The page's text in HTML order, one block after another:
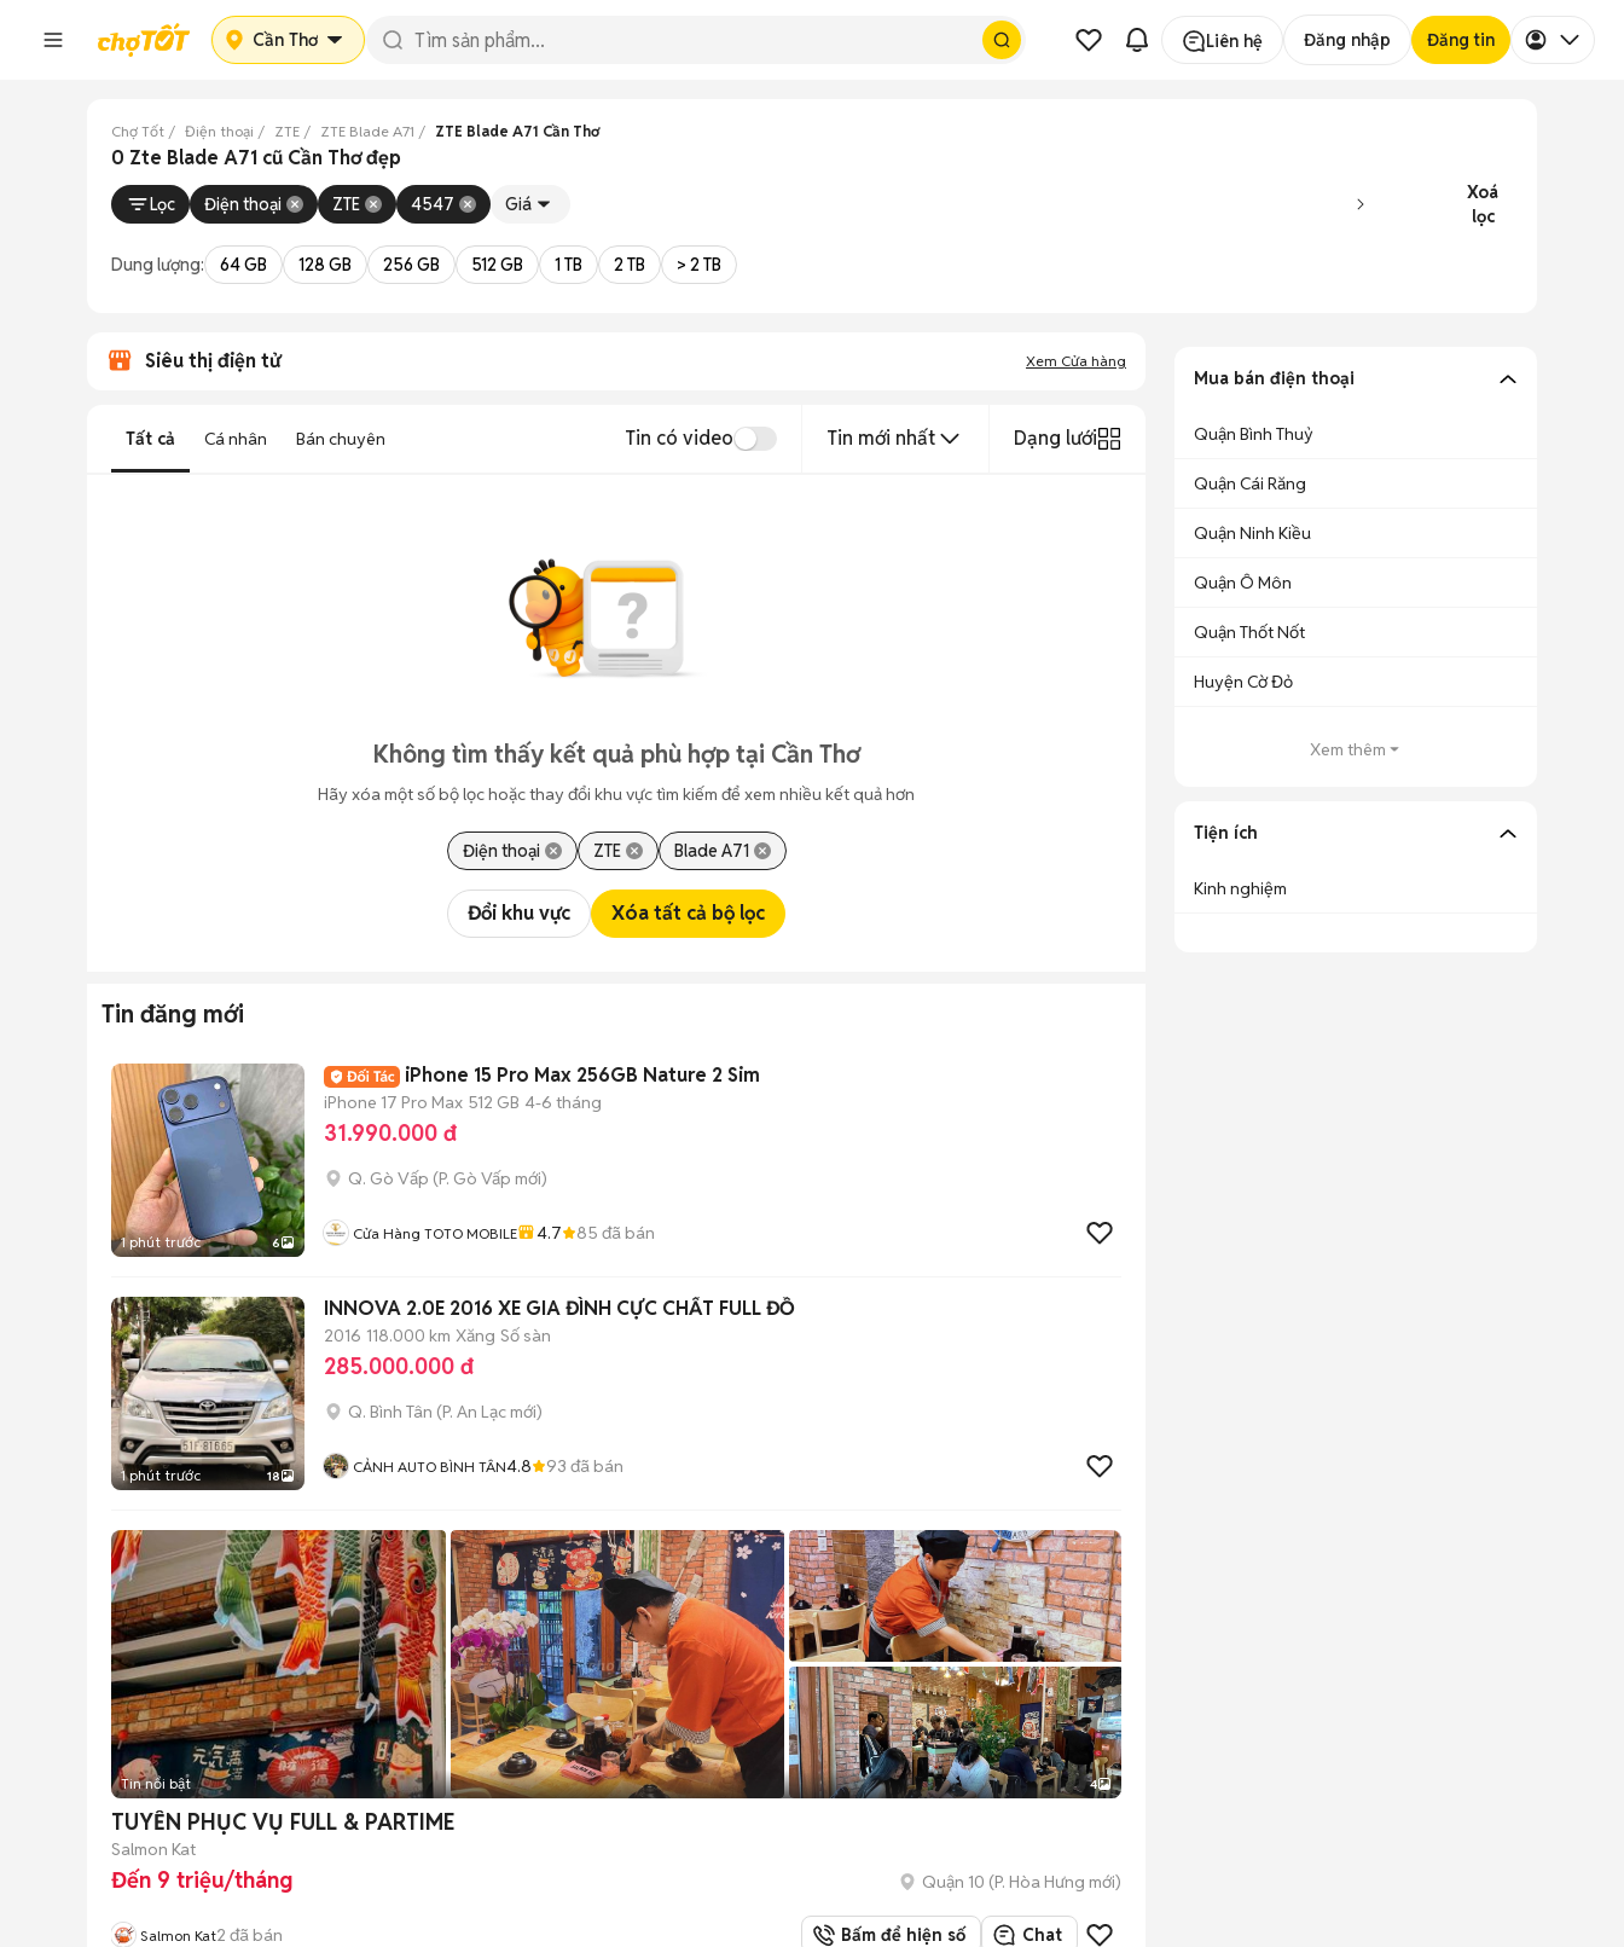
Cần Thơ Liên hệ Đăng nhập Đăng tin
Chợ Tốt Điện thoại ZTE ZTE Blade A71 ZTE Blade A71 Cần Thơ
0 Zte Blade A71 cũ Cần Thơ đẹp
Lọc Điện thoại ZTE 4547 Giá
Xoá
lọc
Dung lượng: 64 GB 128 GB 256 GB 512 GB 1 TB 2 TB > 2 TB
Siêu thị điện tử Xem Cửa hàng
Tất cả Cá nhân Bán chuyên Tin có video Tin mới nhất Dạng lưới
Không tìm thấy kết quả phù hợp tại Cần Thơ
Hãy xóa một số bộ lọc hoặc thay đổi khu vực tìm kiếm để xem nhiều kết quả hơn
Điện thoại ZTE Blade A71
Đổi khu vực Xóa tất cả bộ lọc
Tin đăng mới
1 phút trước 6
iPhone 15 Pro Max 256GB Nature 2 Sim
iPhone 17 Pro Max 512 GB 4-6 tháng
31.990.000 đ
Q. Gò Vấp (P. Gò Vấp mới)
Cửa Hàng TOTO MOBILE 4.7 85 đã bán
1 phút trước 18
INNOVA 2.0E 2016 XE GIA ĐÌNH CỰC CHẤT FULL ĐỒ
2016 118.000 km Xăng Số sàn
285.000.000 đ
Q. Bình Tân (P. An Lạc mới)
CẢNH AUTO BÌNH TÂN4.8 93 đã bán
Tin nổi bật 4
TUYỂN PHỤC VỤ FULL & PARTIME
Salmon Kat
Đến 9 triệu/tháng Quận 10 (P. Hòa Hưng mới)
Salmon Kat2 đã bán Bấm để hiện số Chat
Mua bán điện thoại
Quận Bình Thuỷ
Quận Cái Răng
Quận Ninh Kiều
Quận Ô Môn
Quận Thốt Nốt
Huyện Cờ Đỏ
Xem thêm
Tiện ích
Kinh nghiệm